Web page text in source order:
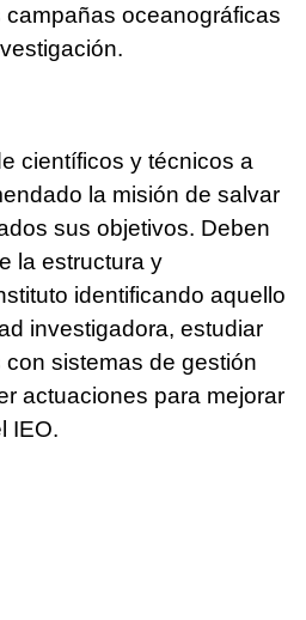
oceanográficas
científicos y técnicos a
la misión de salvar
sus objetivos. Deben
la estructura y
identificando aquello
investigadora, estudiar
sistemas de gestión
actuaciones para mejorar
IEO.